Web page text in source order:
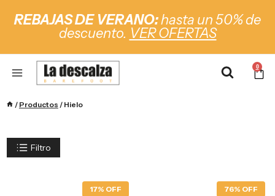
REBAJAS DE VERANO:hasta un 50% de
descuento. VER OFERTAS
0
/ Productos / Hielo
Filtro
17% OFF 76% OFF